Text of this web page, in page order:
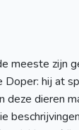
meeste zijn
hij at
dieren